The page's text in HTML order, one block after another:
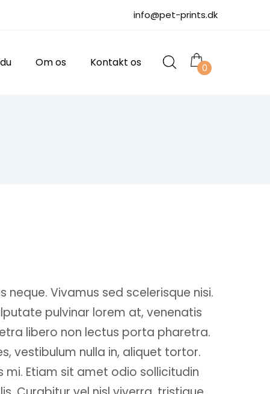
info@pet-prints.dk
0
Om os Kontakt os
neque. Vivamus sed scelerisque nisi.
pulvinar lorem at, venenatis
libero non lectus porta pharetra.
vestibulum nulla in, aliquet tortor.
mi. Etiam sit amet odio sollicitudin